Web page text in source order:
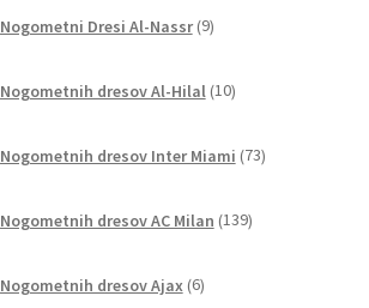
Nogometni Dresi Al-Nassr 9izdelkov
Nogometnih dresov Al-Hilal 10izdelkov
Nogometnih dresov Inter Miami 73izdelkov
Nogometnih dresov AC Milan 139izdelkov
Nogometnih dresov Ajax 6izdelkov